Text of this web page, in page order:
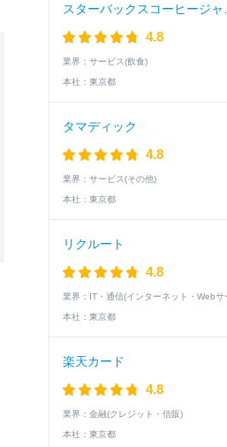
4.8
業界： サービス(飲食)
本社： 東京都
タマディック
4.8
業界： サービス(その他)
本社： 東京都
リクルート
4.8
業界：
本社： 東京都
楽天カード
4.8
業界： 金融(クレジット・信販)
本社： 東京都